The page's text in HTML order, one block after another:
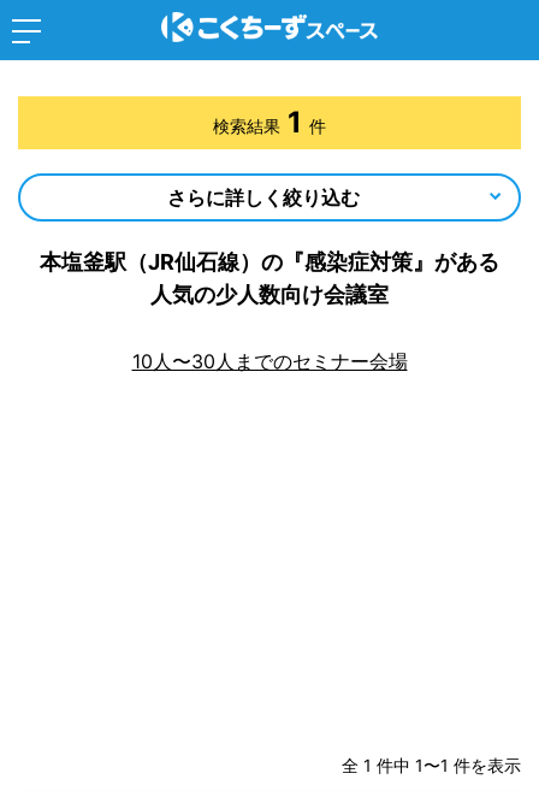
本塩釜駅（JR仙石線）の『感染症対策』がある
人気の少人数向け会議室
10人〜30人までのセミナー会場
全 1 件中 1〜1 件を表示
検索結果 1 件
さらに詳しく絞り込む